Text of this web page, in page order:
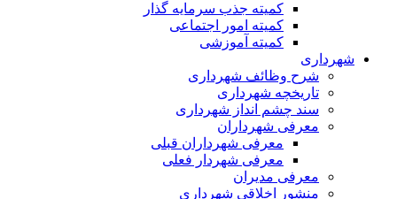
کمیته جذب سرمایه گذار
کمیته امور اجتماعی
کمیته آموزشی
شهرداری
شرح وظائف شهرداری
تاریخچه شهرداری
سند چشم انداز شهرداری
معرفی شهرداران
معرفی شهرداران قبلی
معرفی شهردار فعلی
معرفی مدیران
منشور اخلاقی شهرداری